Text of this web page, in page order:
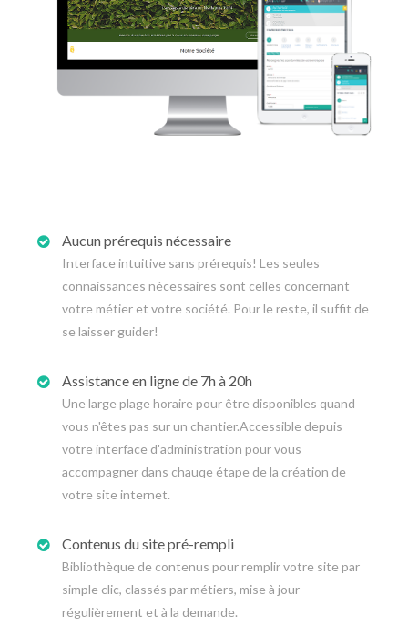
Aucun prérequis nécessaire
Interface intuitive sans prérequis! Les seules
connaissances nécessaires sont celles concernant
votre métier et votre société. Pour le reste, il suffit de
se laisser guider!
Assistance en ligne de 7h à 20h
Une large plage horaire pour être disponibles quand
vous n'êtes pas sur un chantier.Accessible depuis
votre interface d'administration pour vous
accompagner dans chauqe étape de la création de
votre site internet.
Contenus du site pré-rempli
Bibliothèque de contenus pour remplir votre site par
simple clic, classés par métiers, mise à jour
régulièrement et à la demande.